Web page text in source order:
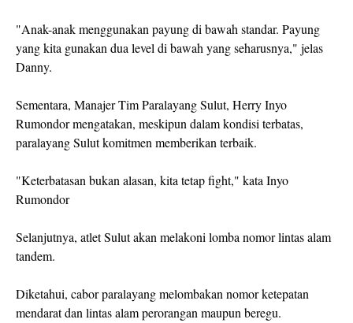
"Anak-anak menggunakan payung di bawah standar. Payung
yang kita gunakan dua level di bawah yang seharusnya," jelas
Danny.
Sementara, Manajer Tim Paralayang Sulut, Herry Inyo
Rumondor mengatakan, meskipun dalam kondisi terbatas,
paralayang Sulut komitmen memberikan terbaik.
"Keterbatasan bukan alasan, kita tetap fight," kata Inyo
Rumondor
Selanjutnya, atlet Sulut akan melakoni lomba nomor lintas alam
tandem.
Diketahui, cabor paralayang melombakan nomor ketepatan
mendarat dan lintas alam perorangan maupun beregu.